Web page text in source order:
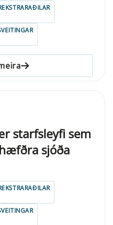
starfsleyfi sem
sjóða